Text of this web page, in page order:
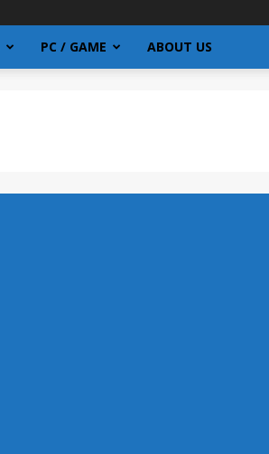
PC / GAME ABOUT US